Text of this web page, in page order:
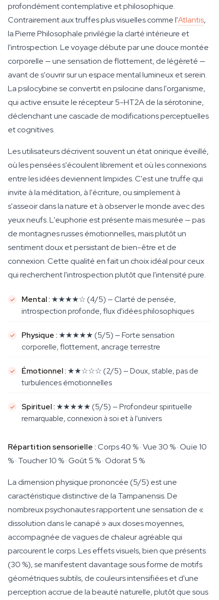
profondément contemplative et philosophique.
Contrairement aux truffes plus visuelles comme l'Atlantis,
la Pierre Philosophale privilégie la clarté intérieure et
l'introspection. Le voyage débute par une douce montée
corporelle — une sensation de flottement, de légèreté —
avant de s'ouvrir sur un espace mental lumineux et serein.
La psilocybine se convertit en psilocine dans l'organisme,
qui active ensuite le récepteur 5-HT2A de la sérotonine,
déclenchant une cascade de modifications perceptuelles
et cognitives.
Les utilisateurs décrivent souvent un état onirique éveillé,
où les pensées s'écoulent librement et où les connexions
entre les idées deviennent limpides. C'est une truffe qui
invite à la méditation, à l'écriture, ou simplement à
s'asseoir dans la nature et à observer le monde avec des
yeux neufs. L'euphorie est présente mais mesurée — pas
de montagnes russes émotionnelles, mais plutôt un
sentiment doux et persistant de bien-être et de
connexion. Cette qualité en fait un choix idéal pour ceux
qui recherchent l'introspection plutôt que l'intensité pure.
Mental :★★★★☆ (4/5) — Clarté de pensée,
introspection profonde, flux d'idées philosophiques
Physique :★★★★★ (5/5) — Forte sensation
corporelle, flottement, ancrage terrestre
Émotionnel :★★☆☆☆ (2/5) — Doux, stable, pas de
turbulences émotionnelles
Spirituel :★★★★★ (5/5) — Profondeur spirituelle
remarquable, connexion à soi et à l'univers
Répartition sensorielle :Corps 40 % · Vue 30 % · Ouïe 10
% · Toucher 10 % · Goût 5 % · Odorat 5 %
La dimension physique prononcée (5/5) est une
caractéristique distinctive de la Tampanensis. De
nombreux psychonautes rapportent une sensation de «
dissolution dans le canapé » aux doses moyennes,
accompagnée de vagues de chaleur agréable qui
parcourent le corps. Les effets visuels, bien que présents
(30 %), se manifestent davantage sous forme de motifs
géométriques subtils, de couleurs intensifiées et d'une
perception accrue de la beauté naturelle, plutôt que sous